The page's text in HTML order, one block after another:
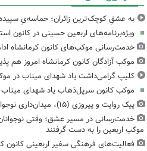
به عشقِ کوچک‌ترین زائران؛ حماسه‌یِ
ویژه‌برنامه‌های اربعین حسینی در کانون
خدمت‌رسانی موکب‌های کانون کرمانشاه
موکب آزادگان کانون کرمانشاه امروز هم
کلیپ گرامی‌داشت یاد شهدای میناب در
موکب کانون سرپل‌ذهاب یاد شهدای میناب
پیک روایت و پیروزی (۱۵)، میدان‌داری نوجوانان
خدمت‌رسانی در مسیر عشق؛ وقتی
موکب اربعین را به دست گرفتند
فعالیت‌های فرهنگی سفیر اربعینی کانون